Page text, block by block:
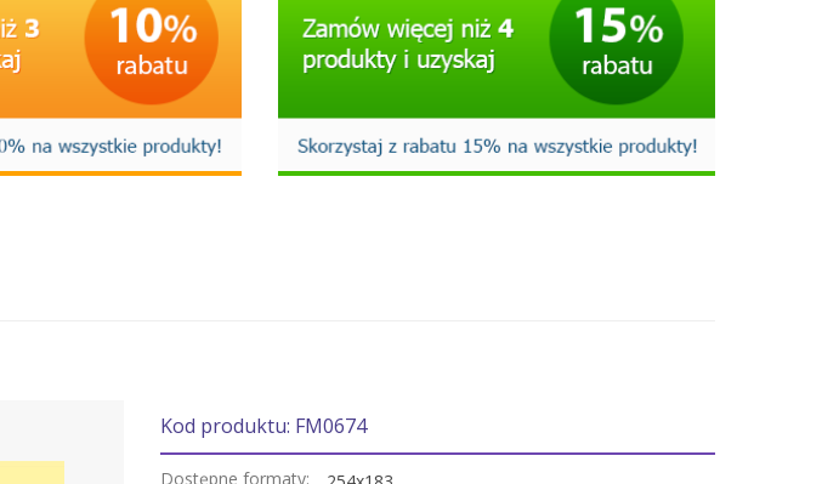
Kod produktu: FM0674
Dostępne formaty: